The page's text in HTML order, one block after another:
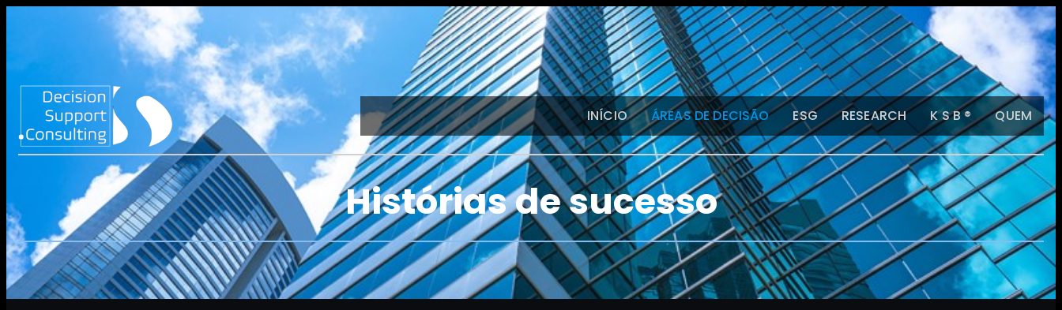
INÍCIO ÁREAS DE DECISÃO ESG RESEARCH K S B ® QUEM
Histórias de sucesso